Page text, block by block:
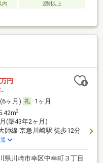
内
2階以上
万円
-
ヶ月)
1ヶ月
2
(築43年2ヶ月)
師線 京急川崎駅 徒歩12分
県川崎市幸区中幸町３丁目